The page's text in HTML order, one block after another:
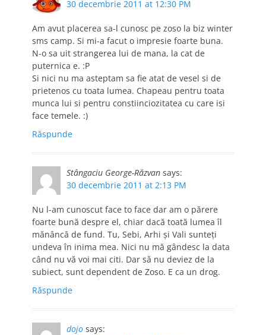
30 decembrie 2011 at 12:30 PM
Am avut placerea sa-l cunosc pe zoso la biz winter
sms camp. Si mi-a facut o impresie foarte buna.
N-o sa uit strangerea lui de mana, la cat de
puternica e. :P
Si nici nu ma asteptam sa fie atat de vesel si de
prietenos cu toata lumea. Chapeau pentru toata
munca lui si pentru constiinciozitatea cu care isi
face temele. :)
Răspunde
Stângaciu George-Răzvan says:
30 decembrie 2011 at 2:13 PM
Nu l-am cunoscut face to face dar am o părere
foarte bună despre el, chiar dacă toată lumea îl
mănâncă de fund. Tu, Sebi, Arhi şi Vali sunteţi
undeva în inima mea. Nici nu mă gândesc la data
când nu vă voi mai citi. Dar să nu deviez de la
subiect, sunt dependent de Zoso. E ca un drog.
Răspunde
dojo says: